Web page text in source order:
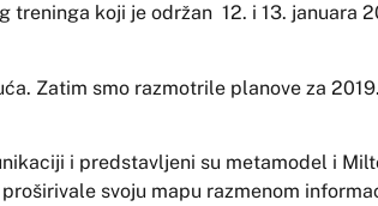
koji je održan 12. i 13. januara
Zatim smo razmotrile planove za
i predstavljeni su metamodel i
svoju mapu razmenom